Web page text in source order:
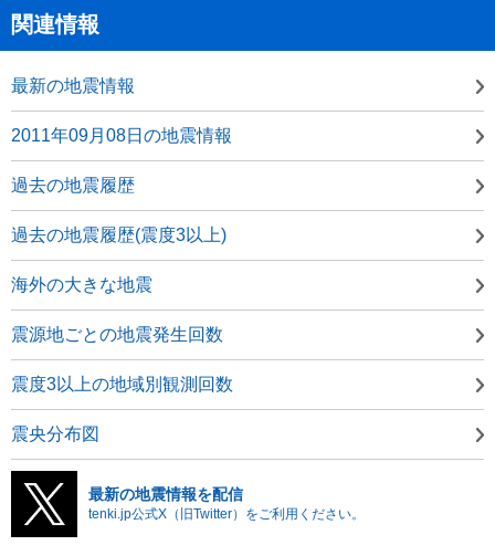
関連情報
最新の地震情報
2011年09月08日の地震情報
過去の地震履歴
過去の地震履歴(震度3以上)
海外の大きな地震
震源地ごとの地震発生回数
震度3以上の地域別観測回数
震央分布図
最新の地震情報を配信
tenki.jp公式X（旧Twitter）をご利用ください。